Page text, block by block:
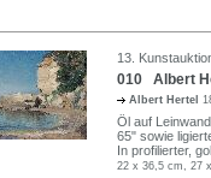
13.
010 Albert
Albert Hertel
Öl auf
65" sowie
In profilierter,
22 x 36,5 cm, 27